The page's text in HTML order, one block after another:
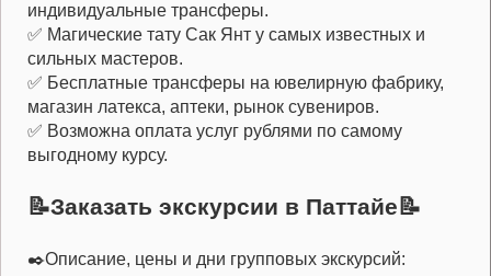
индивидуальные трансферы.
✅ Магические тату Сак Янт у самых известных и
сильных мастеров.
✅ Бесплатные трансферы на ювелирную фабрику,
магазин латекса, аптеки, рынок сувениров.
✅ Возможна оплата услуг рублями по самому
выгодному курсу.
📝Заказать экскурсии в Паттайе📝
✒️Описание, цены и дни групповых экскурсий: